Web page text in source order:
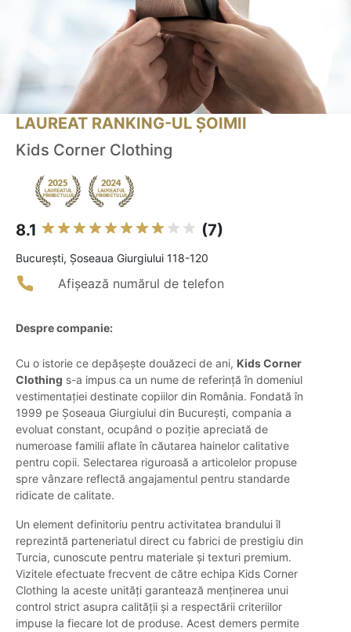
LAUREAT RANKING-UL ȘOIMII
Kids Corner Clothing
8.1 (7)
Bucureşti, Șoseaua Giurgiului 118-120
Afișează numărul de telefon
Despre companie:
Cu o istorie ce depășește douăzeci de ani, Kids Corner
Clothing s-a impus ca un nume de referință în domeniul
vestimentației destinate copiilor din România. Fondată în
1999 pe Șoseaua Giurgiului din București, compania a
evoluat constant, ocupând o poziție apreciată de
numeroase familii aflate în căutarea hainelor calitative
pentru copii. Selectarea riguroasă a articolelor propuse
spre vânzare reflectă angajamentul pentru standarde
ridicate de calitate.
Un element definitoriu pentru activitatea brandului îl
reprezintă parteneriatul direct cu fabrici de prestigiu din
Turcia, cunoscute pentru materiale și texturi premium.
Vizitele efectuate frecvent de către echipa Kids Corner
Clothing la aceste unități garantează menținerea unui
control strict asupra calității și a respectării criteriilor
impuse la fiecare lot de produse. Acest demers permite